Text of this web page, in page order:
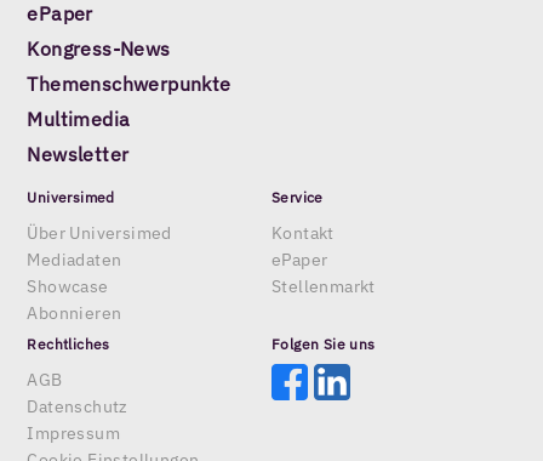
ePaper
Kongress-News
Themenschwerpunkte
Multimedia
Newsletter
Universimed
Über Universimed
Mediadaten
Showcase
Abonnieren
Service
Kontakt
ePaper
Stellenmarkt
Rechtliches
AGB
Datenschutz
Impressum
Folgen Sie uns